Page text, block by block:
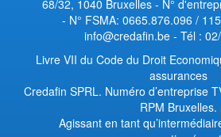
68/32, 1040 Bruxelles - N°
- N° FSMA: 0665.876.096 /
info@credafin.be - Tél :
Livre VII du Code du Droit
assurances
Credafin SPRL. Numéro d’entreprise
RPM Bruxelles.
Agissant en tant